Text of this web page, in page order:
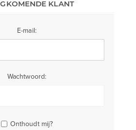
KLANT
E-mail:
Wachtwoord:
Onthoudt mij?